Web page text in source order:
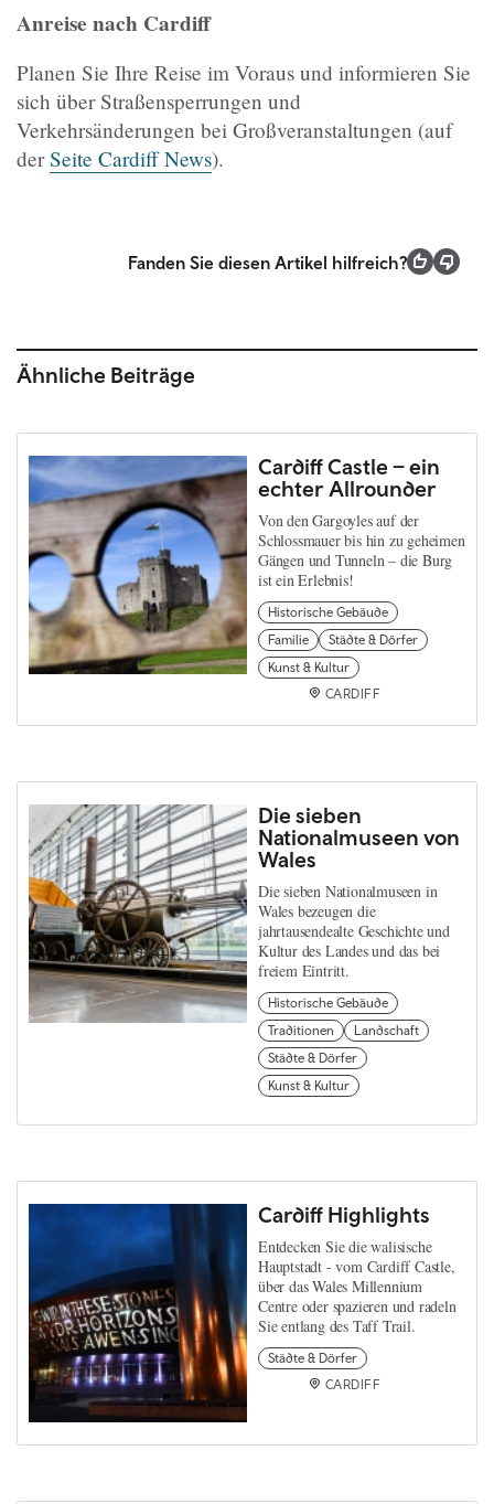
Anreise nach Cardiff
Planen Sie Ihre Reise im Voraus und informieren Sie
sich über Straßensperrungen und
Verkehrsänderungen bei Großveranstaltungen (auf
derSeite Cardiff News).
Fanden Sie diesen Artikel hilfreich?
Ähnliche Beiträge
Cardiff Castle – ein
echter Allrounder
Von den Gargoyles auf der
Schlossmauer bis hin zu geheimen
Gängen und Tunneln – die Burg
ist ein Erlebnis!
Historische Gebäude
Familie
Städte & Dörfer
Kunst & Kultur
CARDIFF
Die sieben
Nationalmuseen von
Wales
Die sieben Nationalmuseen in
Wales bezeugen die
jahrtausendealte Geschichte und
Kultur des Landes und das bei
freiem Eintritt.
Historische Gebäude
Traditionen
Landschaft
Städte & Dörfer
Kunst & Kultur
Cardiff Highlights
Entdecken Sie die walisische
Hauptstadt - vom Cardiff Castle,
über das Wales Millennium
Centre oder spazieren und radeln
Sie entlang des Taff Trail.
Städte & Dörfer
CARDIFF